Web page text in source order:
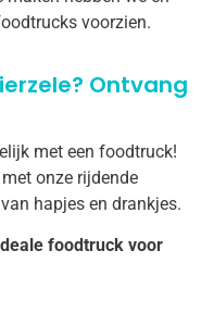
voorzien.
Ontvang
met een foodtruck!
onze rijdende
hapjes en drankjes.
foodtruck voor